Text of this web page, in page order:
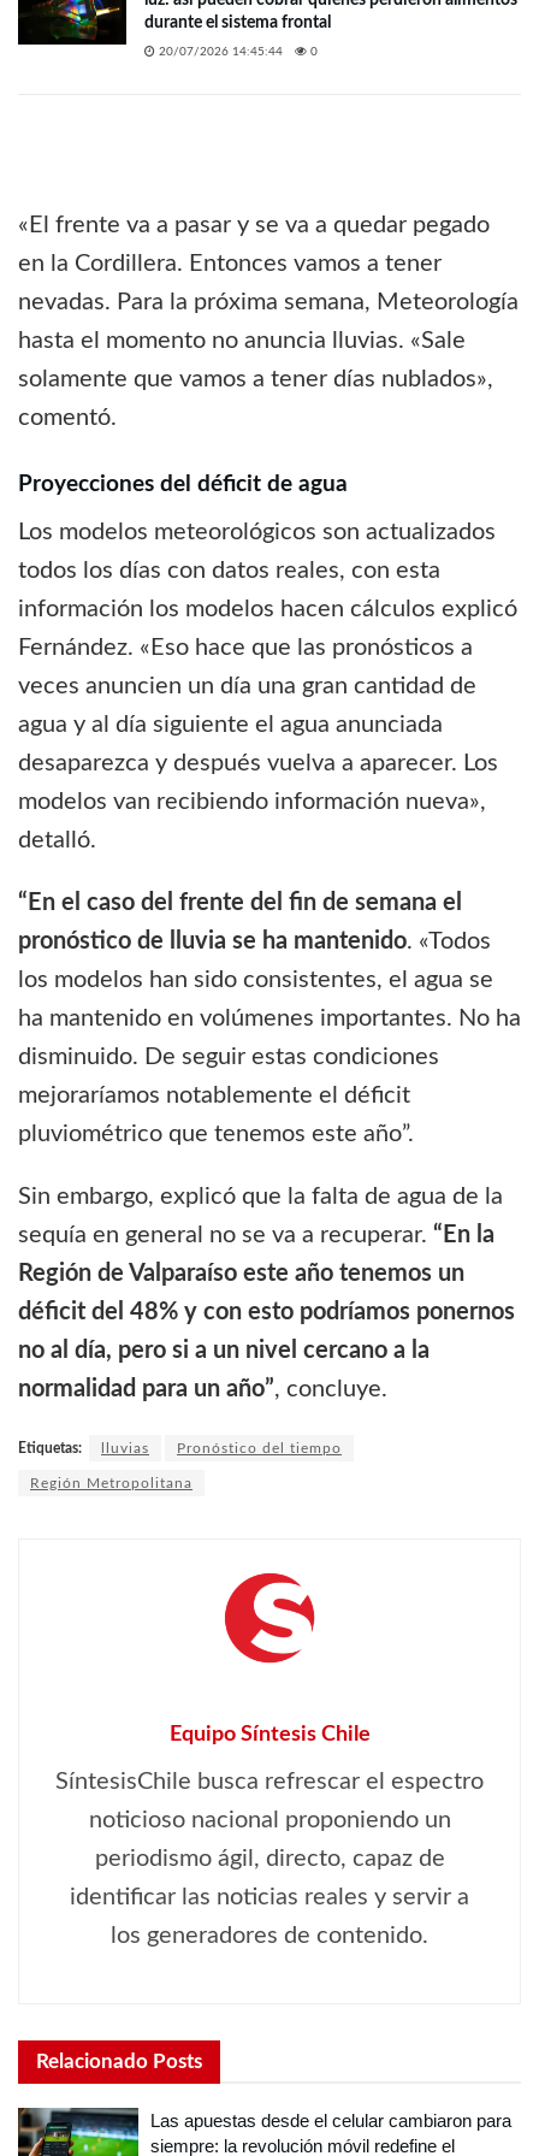
durante el sistema frontal
20/07/2026 14:45:44 0
«El frente va a pasar y se va a quedar pegado
en la Cordillera. Entonces vamos a tener
nevadas. Para la próxima semana, Meteorología
hasta el momento no anuncia lluvias. «Sale
solamente que vamos a tener días nublados»,
comentó.
Proyecciones del déficit de agua
Los modelos meteorológicos son actualizados
todos los días con datos reales, con esta
información los modelos hacen cálculos explicó
Fernández. «Eso hace que las pronósticos a
veces anuncien un día una gran cantidad de
agua y al día siguiente el agua anunciada
desaparezca y después vuelva a aparecer. Los
modelos van recibiendo información nueva»,
detalló.
“En el caso del frente del fin de semana el
pronóstico de lluvia se ha mantenido. «Todos
los modelos han sido consistentes, el agua se
ha mantenido en volúmenes importantes. No ha
disminuido. De seguir estas condiciones
mejoraríamos notablemente el déficit
pluviométrico que tenemos este año”.
Sin embargo, explicó que la falta de agua de la
sequía en general no se va a recuperar. “En la
Región de Valparaíso este año tenemos un
déficit del 48% y con esto podríamos ponernos
no al día, pero si a un nivel cercano a la
normalidad para un año”, concluye.
Etiquetas: lluvias Pronóstico del tiempo
Región Metropolitana
Equipo Síntesis Chile
SíntesisChile busca refrescar el espectro
noticioso nacional proponiendo un
periodismo ágil, directo, capaz de
identificar las noticias reales y servir a
los generadores de contenido.
Relacionado Posts
Las apuestas desde el celular cambiaron para
siempre: la revolución móvil redefine el